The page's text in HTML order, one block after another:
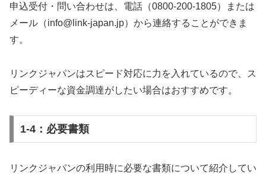
申込受付・問い合わせは、電話（0800-200-1805）または
メール（info@link-japan.jp）から連絡することができま
す。
リンクジャパンはスピード対応に力を入れているので、ス
ピーディーな資金調達がしたい場合はおすすめです。
1-4：必要書類
リンクジャパンの利用時に必要な書類について紹介してい